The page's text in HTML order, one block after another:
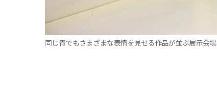
同じ青でもさまざまな表情を見せる作品が並ぶ展示会場